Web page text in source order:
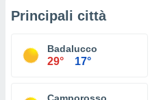
Principali città
Badalucco
29° 17°